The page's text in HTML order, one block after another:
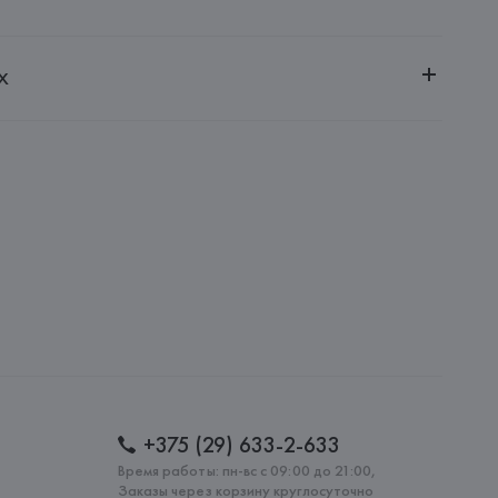
г. Минск, ул. Немига, 5, пом. 39
+375 (29) 633-2-633
Время работы: пн-вс с 09:00 до 21:00,
Заказы через корзину круглосуточно